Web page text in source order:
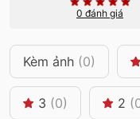
0 đánh giá
Kèm ảnh (0)
3 (0) 2